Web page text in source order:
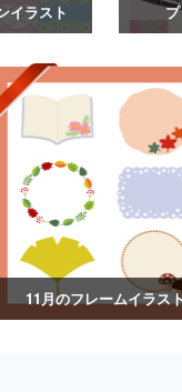
イラスト
11月のフレームイラス